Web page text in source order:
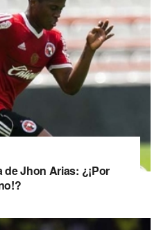
de Jhon Arias: ¿¡Por